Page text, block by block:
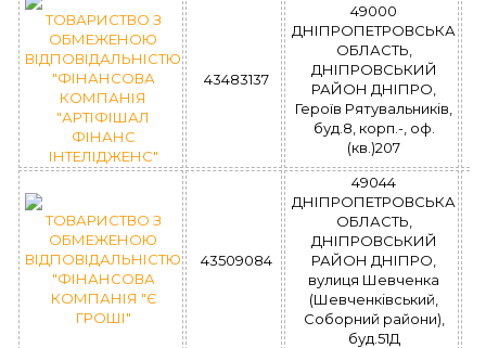
ТОВАРИСТВО З
ОБМЕЖЕНОЮ
ВІДПОВІДАЛЬНІСТЮ
"ФІНАНСОВА
КОМПАНІЯ
"АРТІФІШАЛ
ФІНАНС
ІНТЕЛІДЖЕНС"
43483137
49000
ДНІПРОПЕТРОВСЬКА
ОБЛАСТЬ,
ДНІПРОВСЬКИЙ
РАЙОН ДНІПРО,
Героїв Рятувальників,
буд.8, корп.-, оф.
(кв.)207
ТОВАРИСТВО З
ОБМЕЖЕНОЮ
ВІДПОВІДАЛЬНІСТЮ
"ФІНАНСОВА
КОМПАНІЯ "Є
ГРОШІ"
43509084
49044
ДНІПРОПЕТРОВСЬКА
ОБЛАСТЬ,
ДНІПРОВСЬКИЙ
РАЙОН ДНІПРО,
вулиця Шевченка
(Шевченківський,
Соборний райони),
буд.51Д